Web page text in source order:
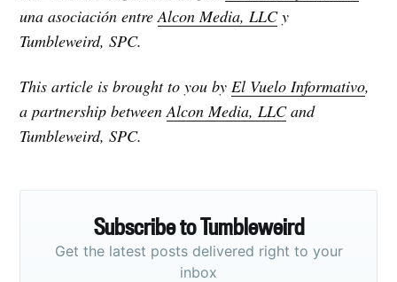
una asociación entreAlcon Media, LLCy
Tumbleweird, SPC.
This article is brought to you by El Vuelo Informativo,
a partnership betweenAlcon Media, LLCand
Tumbleweird, SPC.
Subscribe to Tumbleweird
Get the latest posts delivered right to your
inbox